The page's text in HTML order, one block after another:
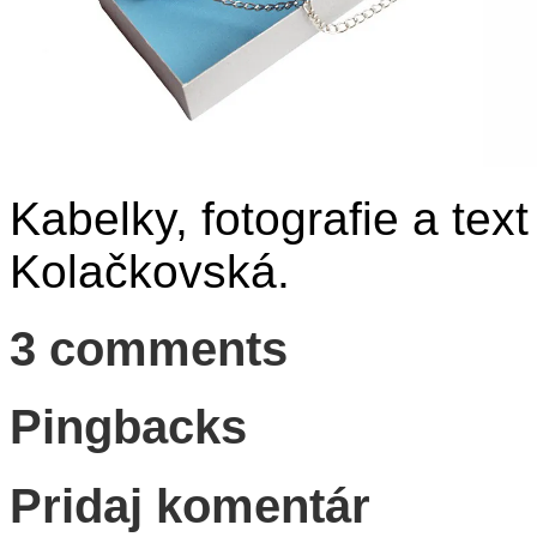
Kabelky, fotografie a
Kolačkovská.
3 comments
Pingbacks
Pridaj komentár